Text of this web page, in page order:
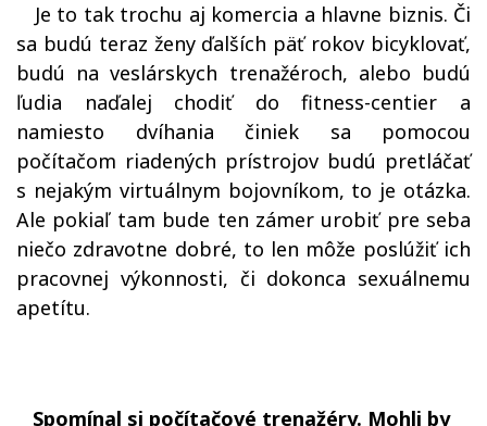
Je to tak trochu aj komercia a hlavne biznis. Či
sa budú teraz ženy ďalších päť rokov bicyklovať,
budú na veslárskych trenažéroch, alebo budú
ľudia naďalej chodiť do fitness-centier a
namiesto dvíhania činiek sa pomocou
počítačom riadených prístrojov budú pretláčať
s nejakým virtuálnym bojovníkom, to je otázka.
Ale pokiaľ tam bude ten zámer urobiť pre seba
niečo zdravotne dobré, to len môže poslúžiť ich
pracovnej výkonnosti, či dokonca sexuálnemu
apetítu.
Spomínal si počítačové trenažéry. Mohli by